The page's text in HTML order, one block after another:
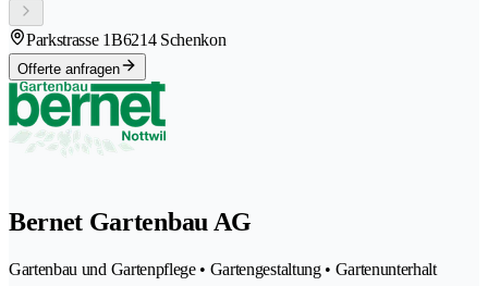
Parkstrasse 1B6214 Schenkon
Offerte anfragen
Bernet Gartenbau AG
Gartenbau und Gartenpflege • Gartengestaltung • Gartenunterhalt